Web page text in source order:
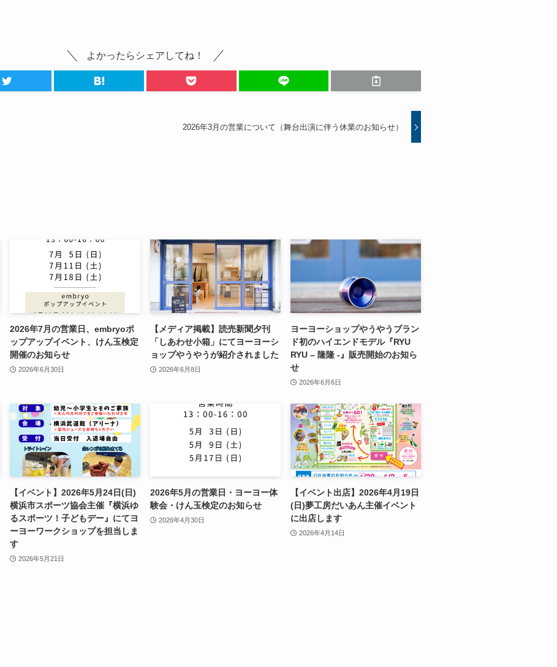
よかったらシェアしてね！
2026年3月の営業について（舞台出演に伴う休業のお知らせ）
2026年7月の営業日、embryoポ
ップアップイベント、けん玉検定
開催のお知らせ
2026年6月30日
【メディア掲載】読売新聞夕刊
「しあわせ小箱」にてヨーヨーシ
ョップやうやうが紹介されました
2026年6月8日
ヨーヨーショップやうやうブラン
ド初のハイエンドモデル『RYU
RYU – 隆隆 -』販売開始のお知ら
せ
2026年6月6日
【イベント】2026年5月24日(日)
横浜市スポーツ協会主催『横浜ゆ
るスポーツ！子どもデー』にてヨ
ーヨーワークショップを担当しま
す
2026年5月21日
2026年5月の営業日・ヨーヨー体
験会・けん玉検定のお知らせ
2026年4月30日
【イベント出店】2026年4月19日
(日)夢工房だいあん主催イベント
に出店します
2026年4月14日